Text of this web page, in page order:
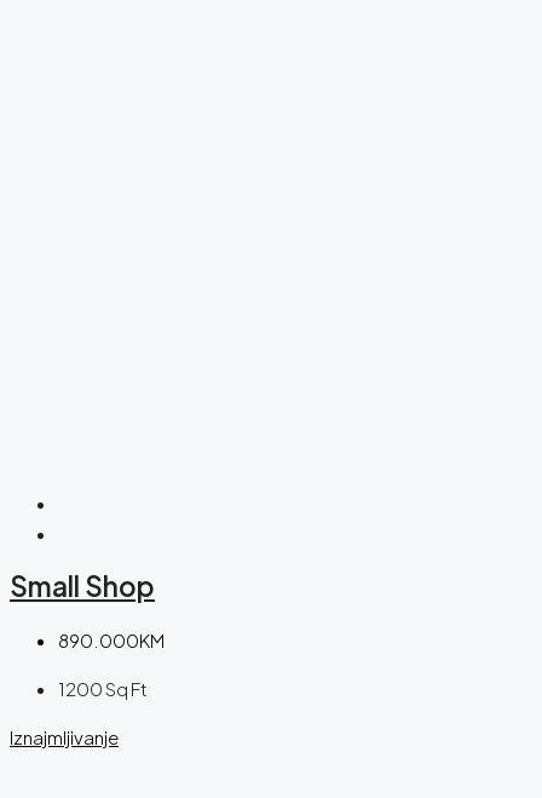
Small Shop
890.000KM
1200Sq Ft
Iznajmljivanje